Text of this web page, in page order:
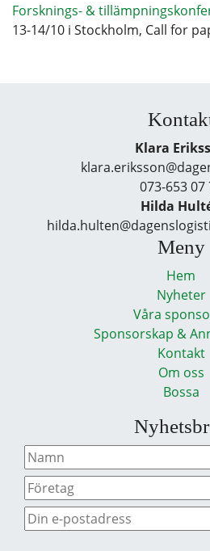
Forsknings- &
13-14/10 i Stockholm, Call for
Klara
073-653 07
Hilda
Meny
Hem
Nyheter
Våra
Sponsorskap &
Kontakt
Om oss
Bossa